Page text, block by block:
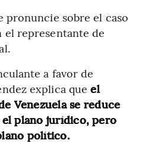
pronuncie sobre el caso
el representante de
a favor de
explica queel
Venezuela se reduce
plano jurídico, pero
político.